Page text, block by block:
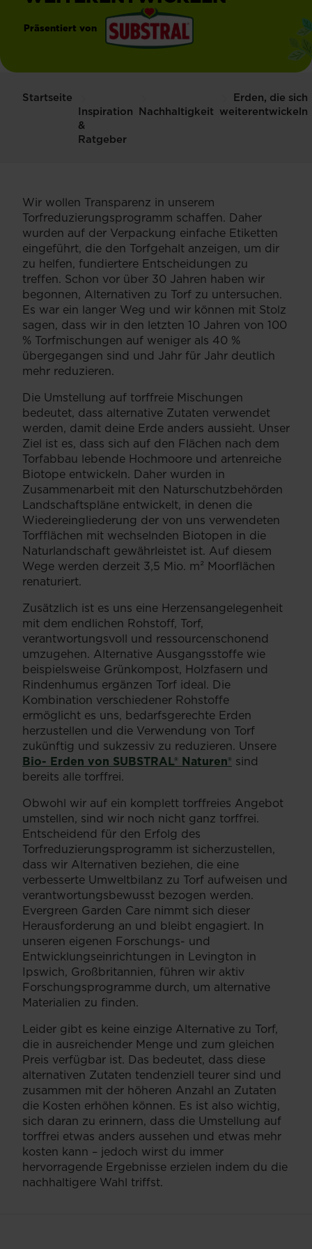
Präsentiert von
Startseite
Inspiration
&
Ratgeber
Nachhaltigkeit
Erden, die sich
weiterentwickeln
Wir wollen Transparenz in unserem
Torfreduzierungsprogramm schaffen. Daher
wurden auf der Verpackung einfache Etiketten
eingeführt, die den Torfgehalt anzeigen, um dir
zu helfen, fundiertere Entscheidungen zu
treffen. Schon vor über 30 Jahren haben wir
begonnen, Alternativen zu Torf zu untersuchen.
Es war ein langer Weg und wir können mit Stolz
sagen, dass wir in den letzten 10 Jahren von 100
% Torfmischungen auf weniger als 40 %
übergegangen sind und Jahr für Jahr deutlich
mehr reduzieren.
Die Umstellung auf torffreie Mischungen
bedeutet, dass alternative Zutaten verwendet
werden, damit deine Erde anders aussieht. Unser
Ziel ist es, dass sich auf den Flächen nach dem
Torfabbau lebende Hochmoore und artenreiche
Biotope entwickeln. Daher wurden in
Zusammenarbeit mit den Naturschutzbehörden
Landschaftspläne entwickelt, in denen die
Wiedereingliederung der von uns verwendeten
Torfflächen mit wechselnden Biotopen in die
Naturlandschaft gewährleistet ist. Auf diesem
Wege werden derzeit 3,5 Mio. m² Moorflächen
renaturiert.
Zusätzlich ist es uns eine Herzensangelegenheit
mit dem endlichen Rohstoff, Torf,
verantwortungsvoll und ressourcenschonend
umzugehen. Alternative Ausgangsstoffe wie
beispielsweise Grünkompost, Holzfasern und
Rindenhumus ergänzen Torf ideal. Die
Kombination verschiedener Rohstoffe
ermöglicht es uns, bedarfsgerechte Erden
herzustellen und die Verwendung von Torf
zukünftig und sukzessiv zu reduzieren. Unsere
Bio- Erden von SUBSTRAL® Naturen® sind
bereits alle torffrei.
Obwohl wir auf ein komplett torffreies Angebot
umstellen, sind wir noch nicht ganz torffrei.
Entscheidend für den Erfolg des
Torfreduzierungsprogramm ist sicherzustellen,
dass wir Alternativen beziehen, die eine
verbesserte Umweltbilanz zu Torf aufweisen und
verantwortungsbewusst bezogen werden.
Evergreen Garden Care nimmt sich dieser
Herausforderung an und bleibt engagiert. In
unseren eigenen Forschungs- und
Entwicklungseinrichtungen in Levington in
Ipswich, Großbritannien, führen wir aktiv
Forschungsprogramme durch, um alternative
Materialien zu finden.
Leider gibt es keine einzige Alternative zu Torf,
die in ausreichender Menge und zum gleichen
Preis verfügbar ist. Das bedeutet, dass diese
alternativen Zutaten tendenziell teurer sind und
zusammen mit der höheren Anzahl an Zutaten
die Kosten erhöhen können. Es ist also wichtig,
sich daran zu erinnern, dass die Umstellung auf
torffrei etwas anders aussehen und etwas mehr
kosten kann – jedoch wirst du immer
hervorragende Ergebnisse erzielen indem du die
nachhaltigere Wahl triffst.